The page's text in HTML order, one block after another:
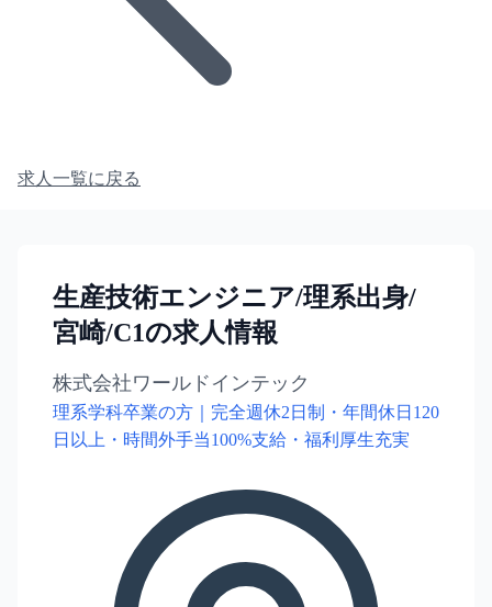
求人一覧に戻る
生産技術エンジニア/理系出身/
宮崎/C1の求人情報
株式会社ワールドインテック
理系学科卒業の方｜完全週休2日制・年間休日120
日以上・時間外手当100%支給・福利厚生充実